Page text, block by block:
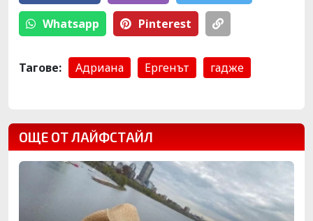
Whatsapp Pinterest
Тагове: Адриана Ергенът гадже
ОЩЕ ОТ ЛАЙФСТАЙЛ